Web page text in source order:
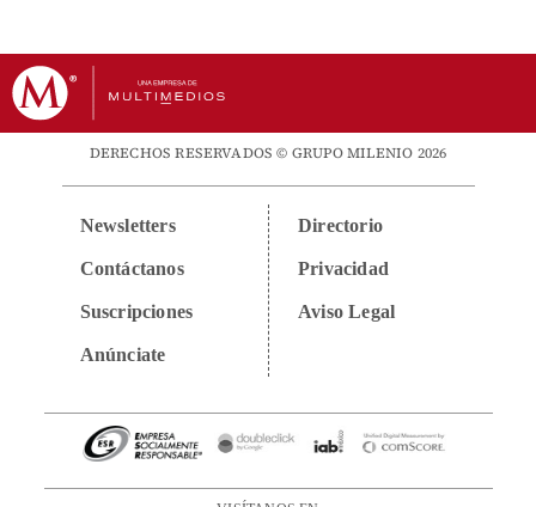
DERECHOS RESERVADOS © GRUPO MILENIO 2026
Newsletters
Contáctanos
Suscripciones
Anúnciate
Directorio
Privacidad
Aviso Legal